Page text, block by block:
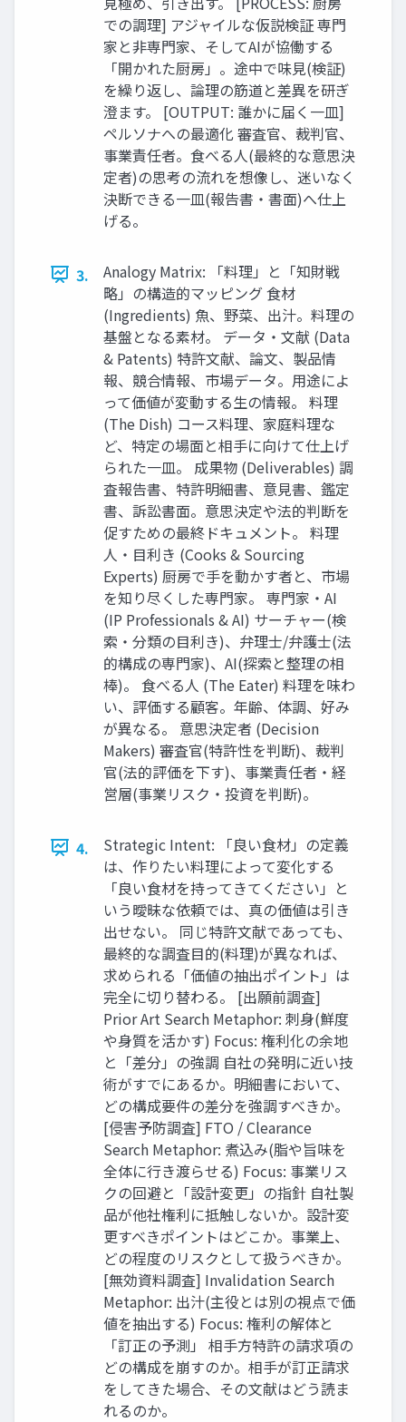
での調理] アジャイルな仮説検証 専門
家と非専門家、そしてAIが協働する
「開かれた厨房」。途中で味見(検証)
を繰り返し、論理の筋道と差異を研ぎ
澄ます。 [OUTPUT: 誰かに届く一皿]
ペルソナへの最適化 審査官、裁判官、
事業責任者。食べる人(最終的な意思決
定者)の思考の流れを想像し、迷いなく
決断できる一皿(報告書・書面)へ仕上
げる。
3.
Analogy Matrix: 「料理」と「知財戦
略」の構造的マッピング 食材
(Ingredients) 魚、野菜、出汁。料理の
基盤となる素材。 データ・文献 (Data
& Patents) 特許文献、論文、製品情
報、競合情報、市場データ。用途によ
って価値が変動する生の情報。 料理
(The Dish) コース料理、家庭料理な
ど、特定の場面と相手に向けて仕上げ
られた一皿。 成果物 (Deliverables) 調
査報告書、特許明細書、意見書、鑑定
書、訴訟書面。意思決定や法的判断を
促すための最終ドキュメント。 料理
人・目利き (Cooks & Sourcing
Experts) 厨房で手を動かす者と、市場
を知り尽くした専門家。 専門家・AI
(IP Professionals & AI) サーチャー(検
索・分類の目利き)、弁理士/弁護士(法
的構成の専門家)、AI(探索と整理の相
棒)。 食べる人 (The Eater) 料理を味わ
い、評価する顧客。年齢、体調、好み
が異なる。 意思決定者 (Decision
Makers) 審査官(特許性を判断)、裁判
官(法的評価を下す)、事業責任者・経
営層(事業リスク・投資を判断)。
4.
Strategic Intent: 「良い食材」の定義
は、作りたい料理によって変化する
「良い食材を持ってきてください」と
いう曖昧な依頼では、真の価値は引き
出せない。 同じ特許文献であっても、
最終的な調査目的(料理)が異なれば、
求められる「価値の抽出ポイント」は
完全に切り替わる。 [出願前調査]
Prior Art Search Metaphor: 刺身(鮮度
や身質を活かす) Focus: 権利化の余地
と「差分」の強調 自社の発明に近い技
術がすでにあるか。明細書において、
どの構成要件の差分を強調すべきか。
[侵害予防調査] FTO / Clearance
Search Metaphor: 煮込み(脂や旨味を
全体に行き渡らせる) Focus: 事業リス
クの回避と「設計変更」の指針 自社製
品が他社権利に抵触しないか。設計変
更すべきポイントはどこか。事業上、
どの程度のリスクとして扱うべきか。
[無効資料調査] Invalidation Search
Metaphor: 出汁(主役とは別の視点で価
値を抽出する) Focus: 権利の解体と
「訂正の予測」 相手方特許の請求項の
どの構成を崩すのか。相手が訂正請求
をしてきた場合、その文献はどう読ま
れるのか。